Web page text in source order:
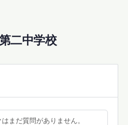
二中学校
まだ質問がありません。